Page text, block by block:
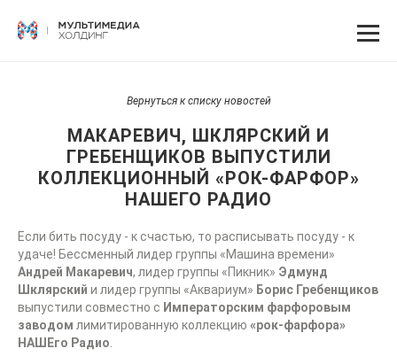
Вернуться к списку новостей
МАКАРЕВИЧ, ШКЛЯРСКИЙ И
ГРЕБЕНЩИКОВ ВЫПУСТИЛИ
КОЛЛЕКЦИОННЫЙ «РОК-ФАРФОР»
НАШЕГО РАДИО
Если бить посуду - к счастью, то расписывать посуду - к
удаче! Бессменный лидер группы «Машина времени»
Андрей Макаревич, лидер группы «Пикник» Эдмунд
Шклярский и лидер группы «Аквариум» Борис Гребенщиков
выпустили совместно с Императорским фарфоровым
заводом лимитированную коллекцию «рок-фарфора»
НАШЕго Радио